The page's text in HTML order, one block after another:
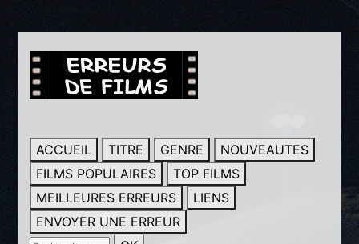
ACCUEIL TITRE GENRE
NOUVEAUTES
FILMS POPULAIRES
TOP FILMS
MEILLEURES ERREURS
LIENS
ENVOYER UNE ERREUR